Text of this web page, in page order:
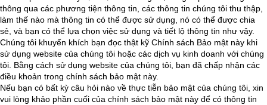
thông qua các phương tiện thông tin, các thông tin chúng tôi thu thập,
làm thế nào mà thông tin có thể được sử dụng, nó có thể được chia
sẻ, và bạn có thể lựa chọn việc sử dụng và tiết lộ thông tin như vậy.
Chúng tôi khuyến khích bạn đọc thật kỹ Chính sách Bảo mật này khi
sử dụng website của chúng tôi hoặc các dịch vụ kinh doanh với chúng
tôi. Bằng cách sử dụng website của chúng tôi, bạn đã chấp nhận các
điều khoản trong chính sách bảo mật này.
Nếu bạn có bất kỳ câu hỏi nào về thực tiễn bảo mật của chúng tôi, xin
vui lòng khảo phần cuối của chính sách bảo mật này để có thông tin